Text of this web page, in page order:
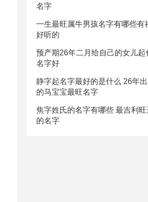
名字
一生最旺属牛男孩名字有哪些有
好听的
预产期26年二月给自己的女儿起
名字好
静字起名字最好的是什么 26年
的马宝宝最旺名字
焦字姓氏的名字有哪些 最吉利
的名字